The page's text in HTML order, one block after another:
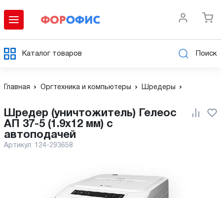
Каталог товаров Поиск
Главная Оргтехника и компьютеры Шредеры
Шредер (уничтожитель) Гелеос
АП 37-5 (1.9x12 мм) с
автоподачей
Артикул: 124-293658